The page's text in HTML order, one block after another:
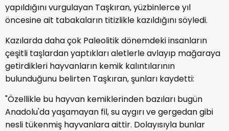
yapıldığını vurgulayan Taşkıran, yüzbinlerce yıl
öncesine ait tabakaların titizlikle kazıldığını söyledi.
Kazılarda daha çok Paleolitik dönemdeki insanların
çeşitli taşlardan yaptıkları aletlerle avlayıp mağaraya
getirdikleri hayvanların kemik kalıntılarının
bulunduğunu belirten Taşkıran, şunları kaydetti:
"Özellikle bu hayvan kemiklerinden bazıları bugün
Anadolu'da yaşamayan fil, su aygırı ve gergedan gibi
nesli tükenmiş hayvanlara aittir. Dolayısıyla bunlar